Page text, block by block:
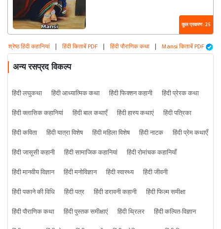
कुल प्रकरण : 25
श्रेष्ठ हिंदी कहानियां | हिंदी किताबें PDF | हिंदी पौराणिक कथा | Mansi किताबें PDF
अन्य रसप्रद विकल्प
हिंदी लघुकथा हिंदी आध्यात्मिक कथा हिंदी फिक्शन कहानी
हिंदी प्रेरक कथा
हिंदी क्लासिक कहानियां
हिंदी बाल कथाएँ हिंदी हास्य कथाएं
हिंदी पत्रिका
हिंदी कविता
हिंदी यात्रा विशेष हिंदी महिला विशेष हिंदी नाटक
हिंदी प्रेम कथाएँ
हिंदी जासूसी कहानी
हिंदी सामाजिक कहानियां
हिंदी रोमांचक कहानियाँ
हिंदी मानवीय विज्ञान
हिंदी मनोविज्ञान हिंदी स्वास्थ्य
हिंदी जीवनी
हिंदी पकाने की विधि
हिंदी पत्र हिंदी डरावनी कहानी
हिंदी फिल्म समीक्षा
हिंदी पौराणिक कथा
हिंदी पुस्तक समीक्षाएं हिंदी थ्रिलर
हिंदी कल्पित-विज्ञान